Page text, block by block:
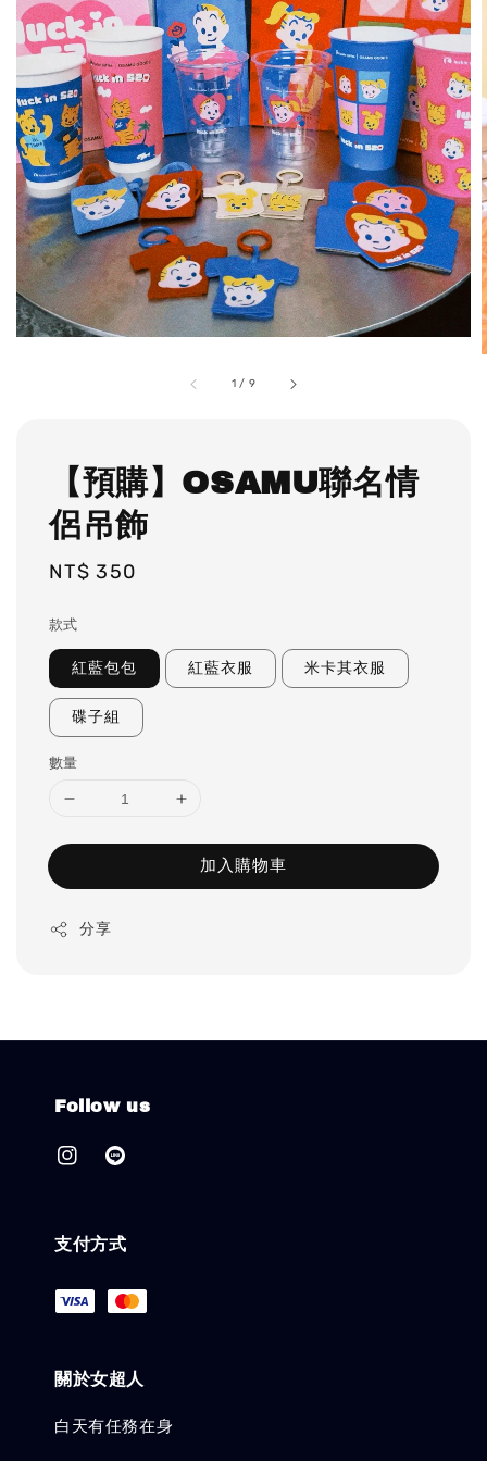
1 / 9
【預購】OSAMU聯名情
侶吊飾
Regular
NT$ 350
款式
紅藍包包 紅藍衣服 米卡其衣服
碟子組
數量
加入購物車
分享
Follow us
支付方式
關於女超人
白天有任務在身